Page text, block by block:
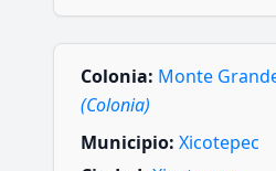
Colonia: Monte
(Colonia)
Municipio: Xicotepec